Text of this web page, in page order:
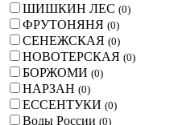
ШИШКИН ЛЕС (0)
ФРУТОНЯНЯ (0)
СЕНЕЖСКАЯ (0)
НОВОТЕРСКАЯ (0)
БОРЖОМИ (0)
НАРЗАН (0)
ЕССЕНТУКИ (0)
Воды России (0)